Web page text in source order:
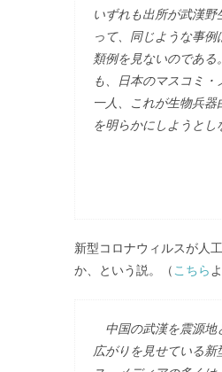
いずれも出所が武漢野
って、同じような事例
類例を見ないのである
も、日本のマスコミ・
一人、これが生物兵器
を明らかにしようとし
新型コロナウィルスが人
か、という説。（ こちら
中国の武漢を震源地
広がりを見せている新